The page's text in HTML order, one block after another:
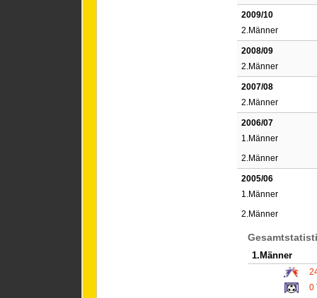
2009/10
2.Männer
2008/09
2.Männer
2007/08
2.Männer
2006/07
1.Männer
2.Männer
2005/06
1.Männer
2.Männer
1.Männer
0